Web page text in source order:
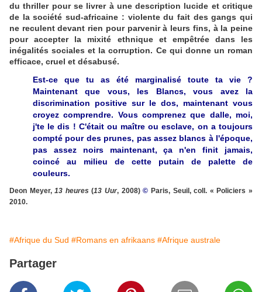
du thriller pour se livrer à une description lucide et critique
de la société sud-africaine : violente du fait des gangs qui
ne reculent devant rien pour parvenir à leurs fins, à la peine
pour accepter la mixité ethnique et empêtrée dans les
inégalités sociales et la corruption. Ce qui donne un roman
efficace, cruel et désabusé.
Est-ce que tu as été marginalisé toute ta vie ?
Maintenant que vous, les Blancs, vous avez la
discrimination positive sur le dos, maintenant vous
croyez comprendre. Vous comprenez que dalle, moi,
j'te le dis ! C'était ou maître ou esclave, on a toujours
compté pour des prunes, pas assez blancs à l'époque,
pas assez noirs maintenant, ça n'en finit jamais,
coincé au milieu de cette putain de palette de
couleurs.
Deon Meyer,13 heures (13 Uur, 2008)© Paris, Seuil, coll. « Policiers »
2010.
#Afrique du Sud #Romans en afrikaans #Afrique australe
Partager